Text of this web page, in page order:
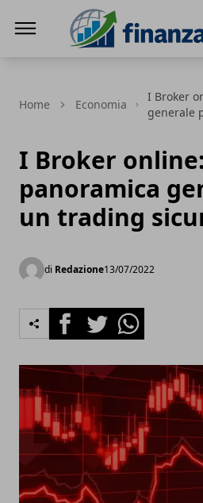
Home Economia
I Broker
generale
I Broker online:
panoramica
un trading
di Redazione13/07/2022
FacebookTwitterWhatsapp